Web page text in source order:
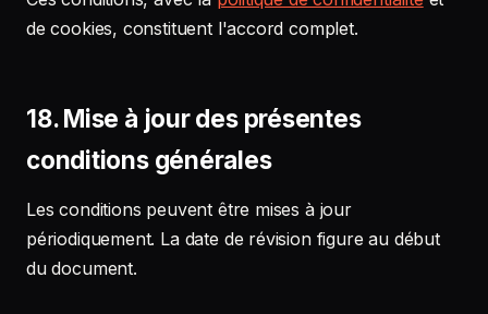
de cookies, constituent l'accord complet.
18. Mise à jour des présentes
conditions générales
Les conditions peuvent être mises à jour
périodiquement. La date de révision figure au début
du document.